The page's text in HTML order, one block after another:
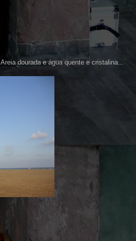
dourada e água quente e cristalina...